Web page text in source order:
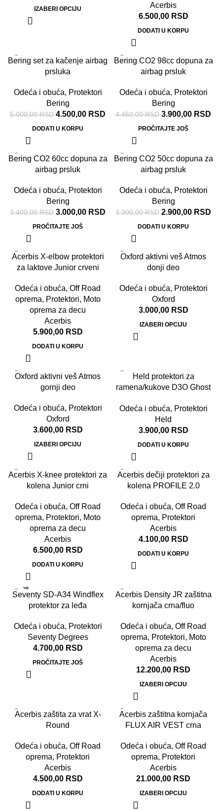
IZABERI OPCIJU
Acerbis
6.500,00 RSD
DODATI U KORPU
-10%
Bering set za kačenje airbag
prsluka
Odeća i obuća, Protektori
Bering
5.000,00RSD 4.500,00 RSD
DODATI U KORPU
-12%
Bering CO2 98cc dopuna za
airbag prsluk
Odeća i obuća, Protektori
Bering
4.450,00RSD 3.900,00 RSD
PROČITAJTE JOŠ
-12%
Bering CO2 60cc dopuna za
airbag prsluk
Odeća i obuća, Protektori
Bering
3.400,00RSD 3.000,00 RSD
PROČITAJTE JOŠ
-12%
Bering CO2 50cc dopuna za
airbag prsluk
Odeća i obuća, Protektori
Bering
3.300,00RSD 2.900,00 RSD
DODATI U KORPU
Acerbis X-elbow protektori
za laktove Junior crveni
Odeća i obuća, Off Road
oprema, Protektori, Moto
oprema za decu
Acerbis
5.900,00 RSD
DODATI U KORPU
Oxford aktivni veš Atmos
donji deo
Odeća i obuća, Protektori
Oxford
3.000,00 RSD
IZABERI OPCIJU
Oxford aktivni veš Atmos
gornji deo
Odeća i obuća, Protektori
Oxford
3.600,00 RSD
IZABERI OPCIJU
Held protektori za
ramena/kukove D3O Ghost
Odeća i obuća, Protektori
Held
3.900,00 RSD
DODATI U KORPU
Acerbis X-knee protektori za
kolena Junior crni
Odeća i obuća, Off Road
oprema, Protektori, Moto
oprema za decu
Acerbis
6.500,00 RSD
DODATI U KORPU
Acerbis dečiji protektori za
kolena PROFILE 2.0
Odeća i obuća, Off Road
oprema, Protektori
Acerbis
4.100,00 RSD
DODATI U KORPU
RASPR
ODATO
Seventy SD-A34 Windflex
protektor za leđa
Odeća i obuća, Protektori
Seventy Degrees
4.700,00 RSD
PROČITAJTE JOŠ
Acerbis Density JR zaštitna
kornjača crna/fluo
Odeća i obuća, Off Road
oprema, Protektori, Moto
oprema za decu
Acerbis
12.200,00 RSD
IZABERI OPCIJU
Acerbis zaštita za vrat X-
Round
Odeća i obuća, Off Road
oprema, Protektori
Acerbis
4.500,00 RSD
DODATI U KORPU
Acerbis zaštitna kornjača
FLUX AIR VEST crna
Odeća i obuća, Off Road
oprema, Protektori
Acerbis
21.000,00 RSD
IZABERI OPCIJU